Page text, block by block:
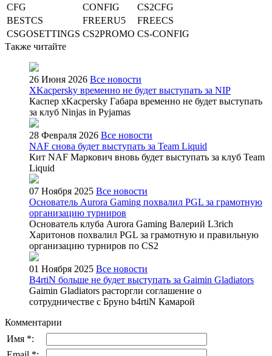
CFG
CONFIG
CS2CFG
BESTCS
FREERU5
FREECS
CSGOSETTINGS CS2PROMO CS-CONFIG
Также читайте
26 Июня 2026 Все новости
XKacpersky временно не будет выступать за NIP
Каспер xKacpersky Габара временно не будет выступать
за клуб Ninjas in Pyjamas
28 Февраля 2026 Все новости
NAF снова будет выступать за Team Liquid
Кит NAF Маркович вновь будет выступать за клуб Team
Liquid
07 Ноября 2025 Все новости
Основатель Aurora Gaming похвалил PGL за грамотную
организацию турниров
Основатель клуба Aurora Gaming Валерий L3rich
Харитонов похвалил PGL за грамотную и правильную
организацию турниров по CS2
01 Ноября 2025 Все новости
B4rtiN больше не будет выступать за Gaimin Gladiators
Gaimin Gladiators расторгли соглашение о
сотрудничестве с Бруно b4rtiN Камарой
Комментарии
Имя *: